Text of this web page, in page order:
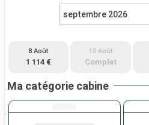
septembre 2026
8 Août
1 114 €
15 Août
Complet
Ma catégorie cabine